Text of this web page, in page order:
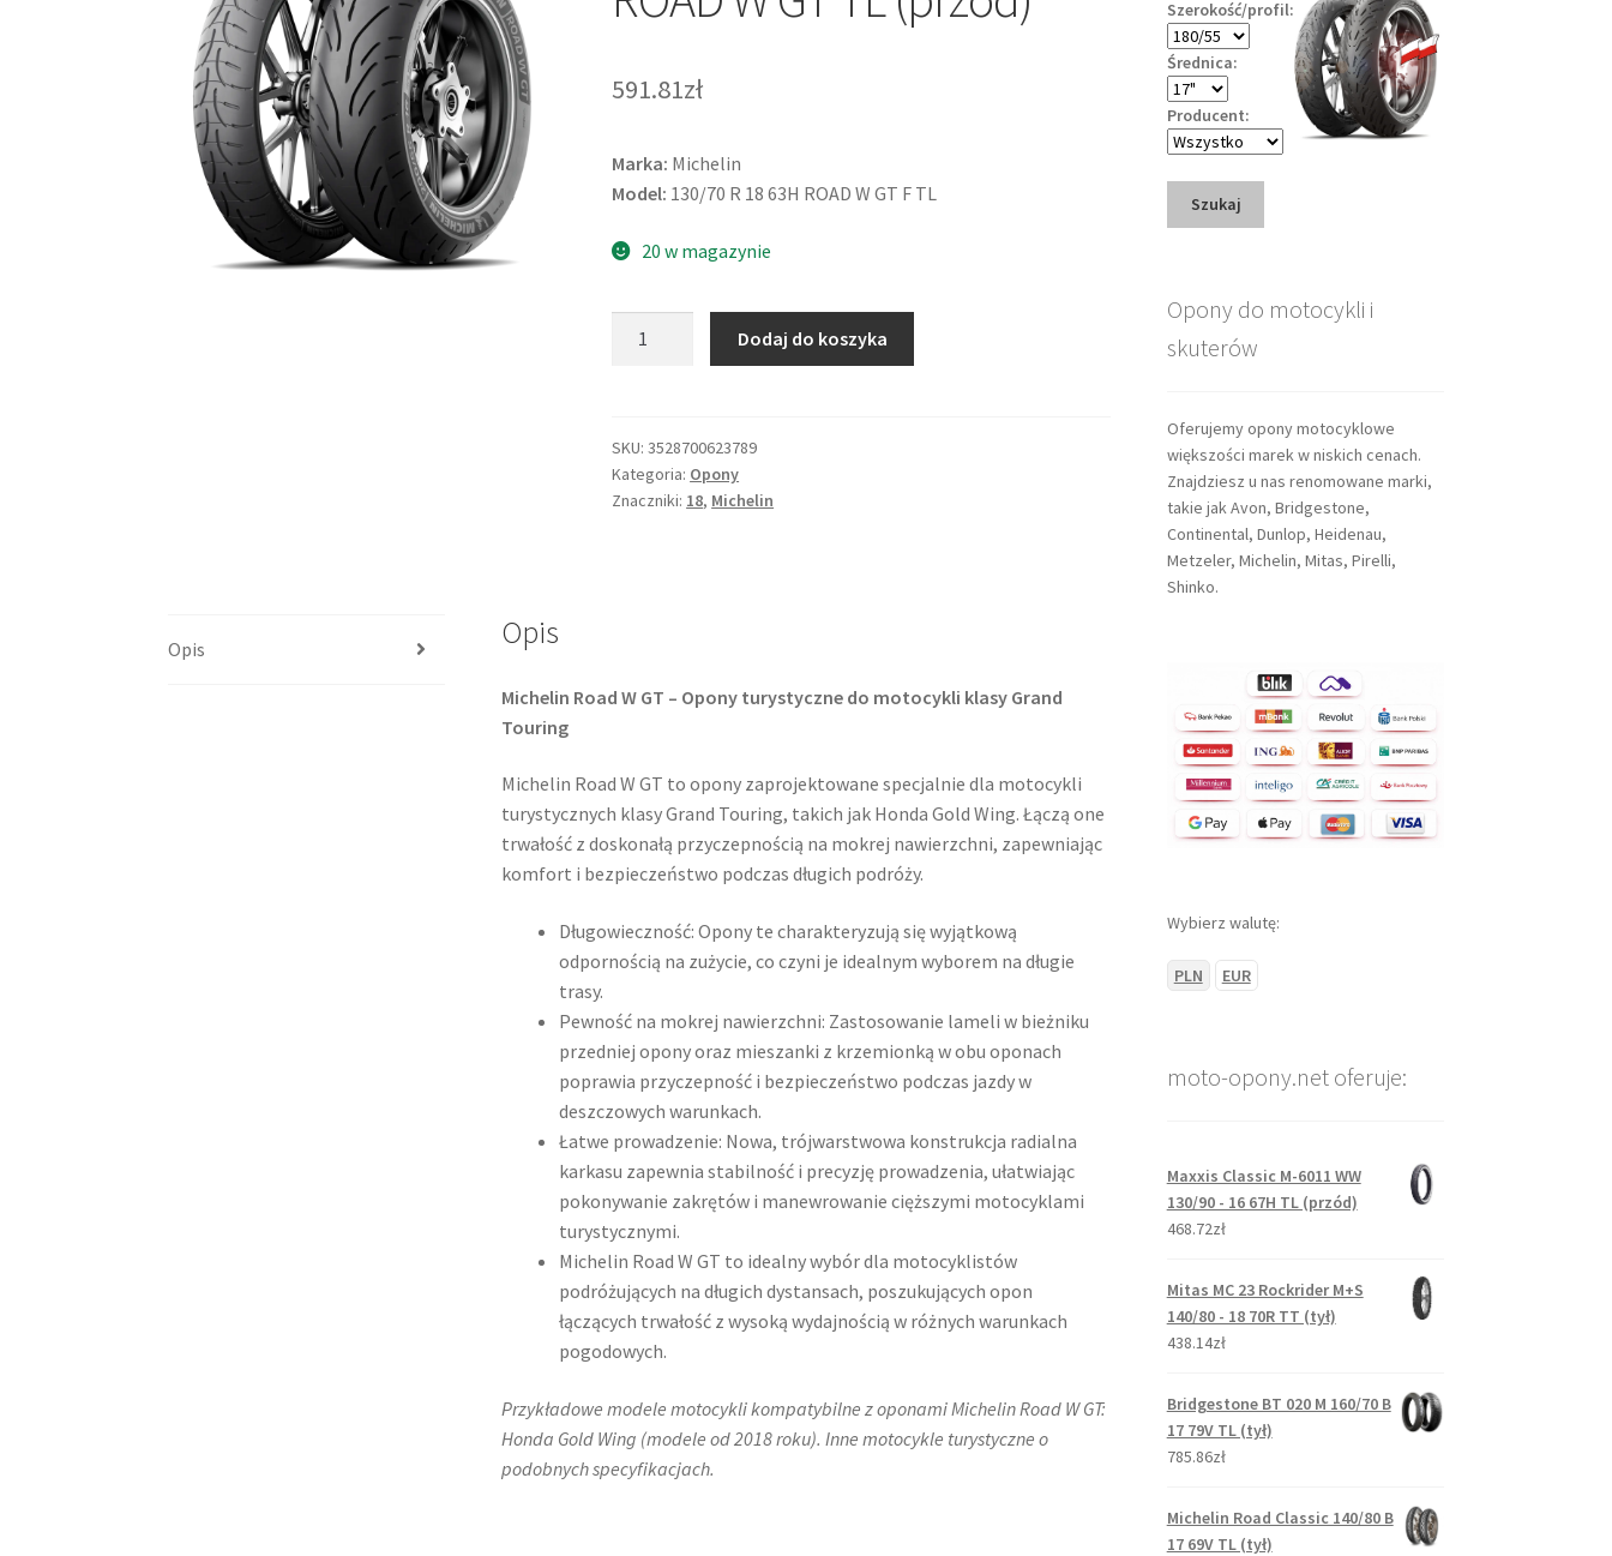
591.81zł
Marka: Michelin
Model: 130/70 R 18 63H ROAD W GT F TL
20 w magazynie
18
63H
ROAD
Dodaj do koszyka
SKU:3528700623789
Kategoria: Opony
Znaczniki: 18, Michelin
Opis Opis
Michelin Road W GT – Opony turystyczne do motocykli klasy Grand
Touring
Michelin Road W GT to opony zaprojektowane specjalnie dla motocykli
turystycznych klasy Grand Touring, takich jak Honda Gold Wing. Łączą one
trwałość z doskonałą przyczepnością na mokrej nawierzchni, zapewniając
komfort i bezpieczeństwo podczas długich podróży.
Długowieczność: Opony te charakteryzują się wyjątkową
odpornością na zużycie, co czyni je idealnym wyborem na długie
trasy.
Pewność na mokrej nawierzchni: Zastosowanie lameli w bieżniku
przedniej opony oraz mieszanki z krzemionką w obu oponach
poprawia przyczepność i bezpieczeństwo podczas jazdy w
deszczowych warunkach.
Łatwe prowadzenie: Nowa, trójwarstwowa konstrukcja radialna
karkasu zapewnia stabilność i precyzję prowadzenia, ułatwiając
pokonywanie zakrętów i manewrowanie cięższymi motocyklami
turystycznymi.
Michelin Road W GT to idealny wybór dla motocyklistów
podróżujących na długich dystansach, poszukujących opon
łączących trwałość z wysoką wydajnością w różnych warunkach
pogodowych.​
Przykładowe modele motocykli kompatybilne z oponami Michelin Road W GT:
Honda Gold Wing (modele od 2018 roku)​. Inne motocykle turystyczne o
podobnych specyfikacjach​.
Szerokość/profil:
Średnica:
Producent:
Szukaj
Opony do motocykli i
skuterów
Oferujemy opony motocyklowe
większości marek w niskich cenach.
Znajdziesz u nas renomowane marki,
takie jak Avon, Bridgestone,
Continental, Dunlop, Heidenau,
Metzeler, Michelin, Mitas, Pirelli,
Shinko.
Wybierz walutę:
PLN EUR
moto-opony.net oferuje:
Maxxis Classic M-6011 WW
130/90 - 16 67H TL (przód)
468.72zł
Mitas MC 23 Rockrider M+S
140/80 - 18 70R TT (tył)
438.14zł
Bridgestone BT 020 M 160/70 B
17 79V TL (tył)
785.86zł
Michelin Road Classic 140/80 B
17 69V TL (tył)